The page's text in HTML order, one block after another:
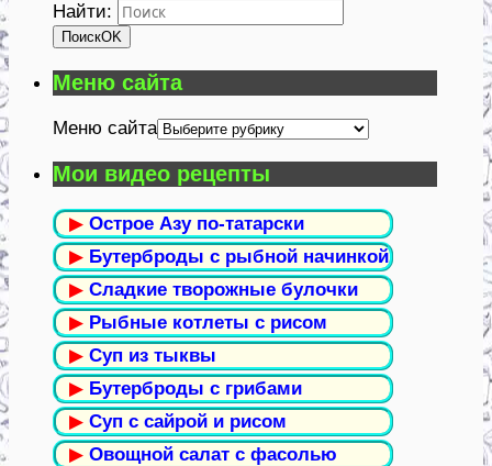
Найти:
ПоискOK
Меню сайта
Меню сайта
Мои видео рецепты
▶ Острое Азу по-татарски
▶ Бутерброды с рыбной начинкой
▶ Сладкие творожные булочки
▶ Рыбные котлеты с рисом
▶ Суп из тыквы
▶ Бутерброды с грибами
▶ Суп с сайрой и рисом
▶ Овощной салат с фасолью